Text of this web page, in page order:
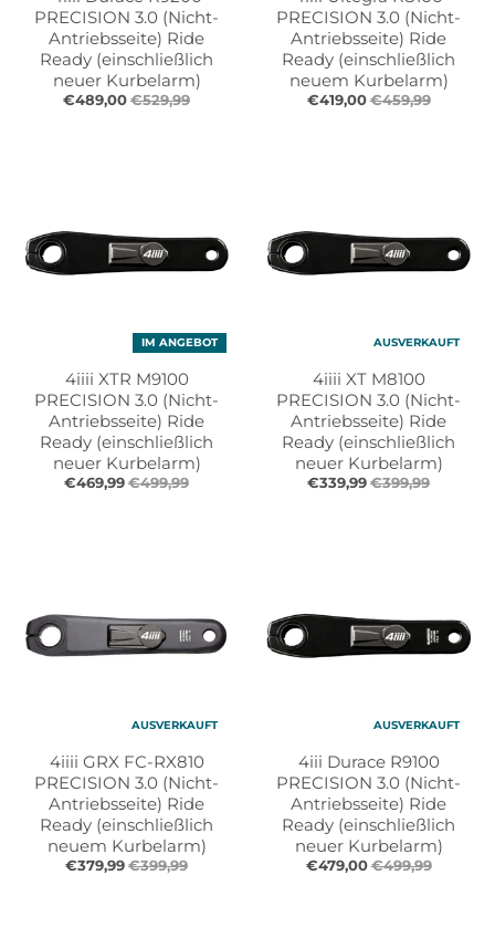
PRECISION 3.0 (Nicht-
Antriebsseite) Ride
Ready (einschließlich
neuer Kurbelarm)
€489,00€529,99
PRECISION 3.0 (Nicht-
Antriebsseite) Ride
Ready (einschließlich
neuem Kurbelarm)
€419,00€459,99
IM ANGEBOT
4iiii XTR M9100
PRECISION 3.0 (Nicht-
Antriebsseite) Ride
Ready (einschließlich
neuer Kurbelarm)
€469,99€499,99
AUSVERKAUFT
4iiii XT M8100
PRECISION 3.0 (Nicht-
Antriebsseite) Ride
Ready (einschließlich
neuer Kurbelarm)
€339,99€399,99
AUSVERKAUFT
4iiii GRX FC-RX810
PRECISION 3.0 (Nicht-
Antriebsseite) Ride
Ready (einschließlich
neuem Kurbelarm)
€379,99€399,99
AUSVERKAUFT
4iii Durace R9100
PRECISION 3.0 (Nicht-
Antriebsseite) Ride
Ready (einschließlich
neuer Kurbelarm)
€479,00€499,99